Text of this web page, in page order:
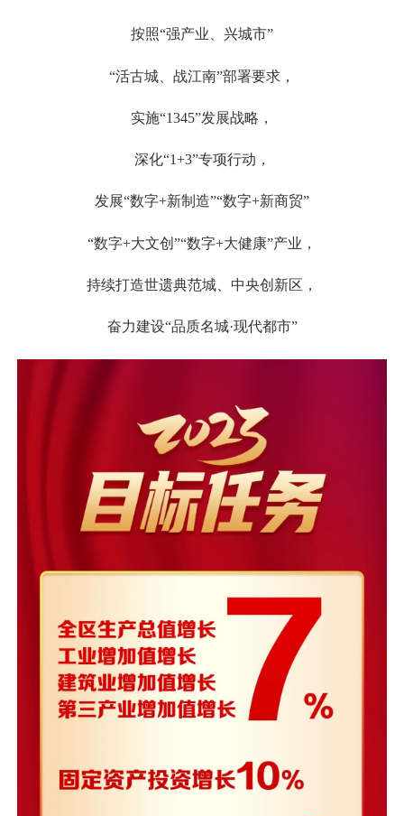
按照“强产业、兴城市”
“活古城、战江南”部署要求，
实施“1345”发展战略，
深化“1+3”专项行动，
发展“数字+新制造”“数字+新商贸”
“数字+大文创”“数字+大健康”产业，
持续打造世遗典范城、中央创新区，
奋力建设“品质名城·现代都市”